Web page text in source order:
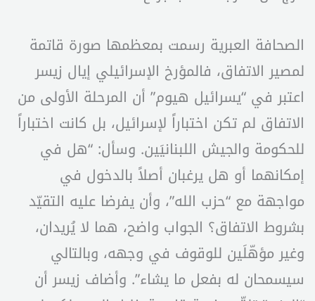
الصحافة العبرية رسمت بمعظمها صورة قاتمة
لمصير الاتفاق، فالمؤرخ الإسرائيلي إيال زيسر
اعتبر في “يسرائيل هيوم” أن المرحلة الأولى من
الاتفاق لم تكن اختباراً لإسرائيل، بل كانت اختباراً
للحكومة والجيش اللبنانيَين. وسأل: “هل في
إمكانهما أو هل يرغبان أصلاً بالدخول في
مواجهة مع “حزب الله”، وأن يفرضا عليه التقيّد
بشروط الاتفاق؟ الجواب واضح، هما لا يُريدان،
وغير مؤهّلَين للوقوف في وجهه، وبالتالي
سيسمحان له بفعل ما يشاء”. وأضاف زيسر أن